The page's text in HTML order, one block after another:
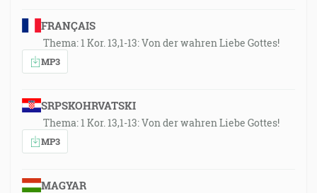
FRANÇAIS
Thema: 1 Kor. 13,1-13: Von der wahren Liebe Gottes!
MP3
SRPSKOHRVATSKI
Thema: 1 Kor. 13,1-13: Von der wahren Liebe Gottes!
MP3
MAGYAR